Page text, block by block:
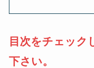
目次をチェック
下さい。